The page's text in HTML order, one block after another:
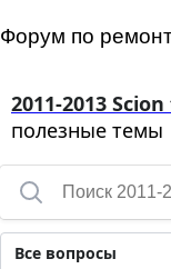
Форум по
2011-2013 Scion
полезные темы
Все вопросы